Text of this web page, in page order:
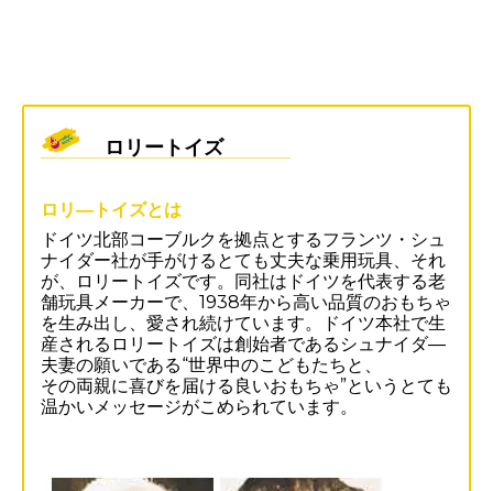
ロリートイズ
ロリ―トイズとは
ドイツ北部コーブルクを拠点とするフランツ・シュ
ナイダー社が手がけるとても丈夫な乗用玩具、それ
が、ロリートイズです。同社はドイツを代表する老
舗玩具メーカーで、1938年から高い品質のおもちゃ
を生み出し、愛され続けています。ドイツ本社で生
産されるロリートイズは創始者であるシュナイダ―
夫妻の願いである“世界中のこどもたちと、
その両親に喜びを届ける良いおもちゃ”というとても
温かいメッセージがこめられています。